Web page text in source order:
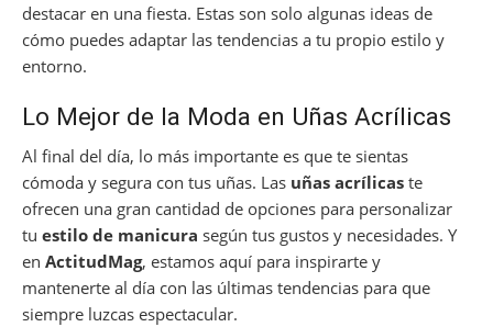
destacar en una fiesta. Estas son solo algunas ideas de
cómo puedes adaptar las tendencias a tu propio estilo y
entorno.
Lo Mejor de la Moda en Uñas Acrílicas
Al final del día, lo más importante es que te sientas
cómoda y segura con tus uñas. Las uñas acrílicas te
ofrecen una gran cantidad de opciones para personalizar
tu estilo de manicura según tus gustos y necesidades. Y
en ActitudMag, estamos aquí para inspirarte y
mantenerte al día con las últimas tendencias para que
siempre luzcas espectacular.